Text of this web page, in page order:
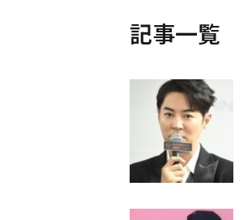
記事一覧